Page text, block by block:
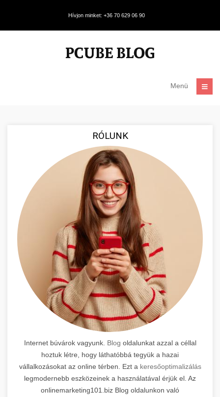
Hívjon minket: +36 70 629 06 90
Menü
RÓLUNK
Internet búvárok vagyunk. Blog oldalunkat azzal a céllal
hoztuk létre, hogy láthatóbbá tegyük a hazai
vállalkozásokat az online térben. Ezt a keresőoptimalizálás
legmodernebb eszközeinek a használatával érjük el. Az
onlinemarketing101.biz Blog oldalunkon való